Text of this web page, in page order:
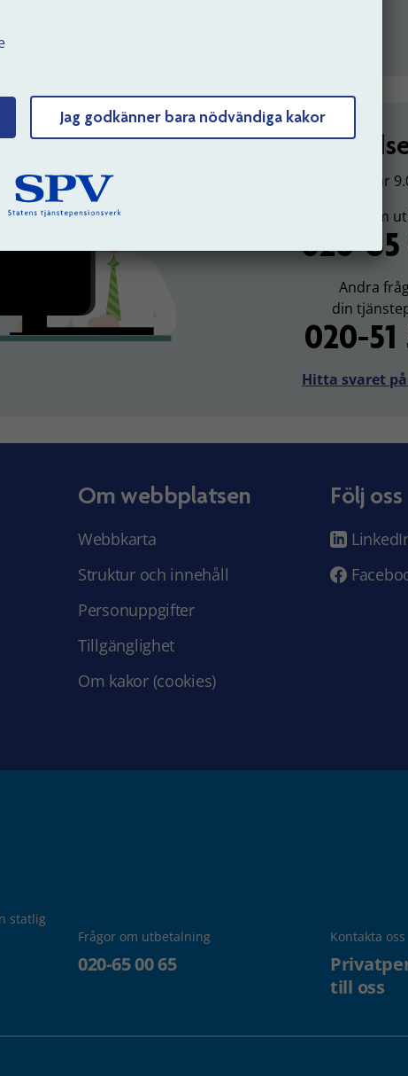
Jag godkänner bara nödvändiga kakor
Vardagar
Frågor om
020-
Andra
din
020-
Hitta svaret
Om webbplatsen
Webbkarta
Struktur och innehåll
Personuppgifter
Tillgänglighet
Om kakor (cookies)
Följ oss
statlig
Frågor om utbetalning
020-65 00 65
Kontakta oss
till oss